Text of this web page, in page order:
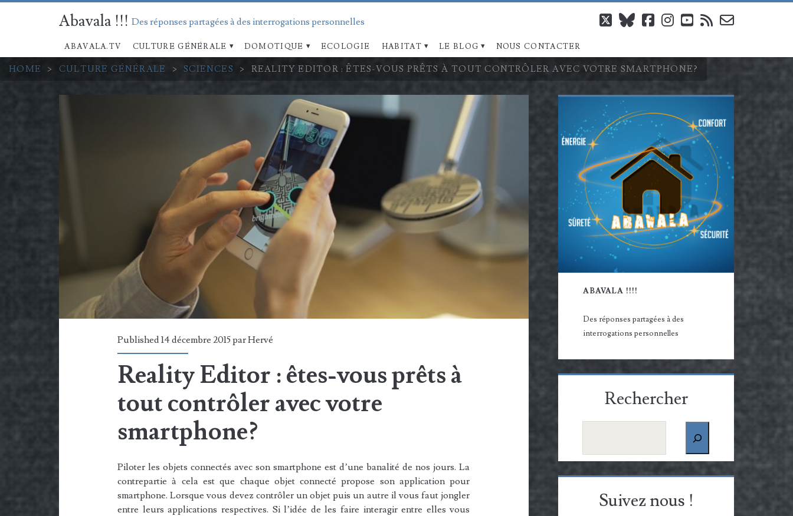
Abavala !!! Des réponses partagées à des interrogations personnelles
ABAVALA.TV CULTURE GÉNÉRALE DOMOTIQUE ECOLOGIE HABITAT LE BLOG NOUS CONTACTER
twitterblueskyfacebook
instagram
youtube
rss email-
HOME > CULTURE GÉNÉRALE > SCIENCES > REALITY EDITOR : ÊTES-VOUS PRÊTS À TOUT CONTRÔLER AVEC VOTRE SMARTPHONE?
Published 14 décembre 2015 parHervé
Reality Editor : êtes-vous prêts à
tout contrôler avec votre
smartphone?
Piloter les objets connectés avec son smartphone est d’une banalité de nos jours. La
contrepartie à cela est que chaque objet connecté propose son application pour
smartphone. Lorsque vous devez contrôler un objet puis un autre il vous faut jongler
entre leurs applications respectives. Si l’idée de les faire interagir entre elles vous
Barre
latérale
principale
ABAVALA !!!!
Des réponses partagées à des
interrogations personnelles
Rechercher
Suivez nous !